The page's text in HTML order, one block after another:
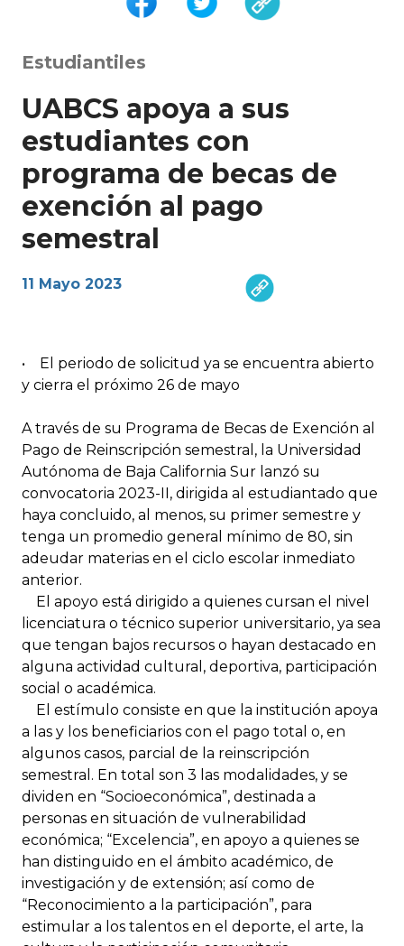
Estudiantiles
UABCS apoya a sus
estudiantes con
programa de becas de
exención al pago
semestral
11 Mayo 2023
• El periodo de solicitud ya se encuentra abierto
y cierra el próximo 26 de mayo
A través de su Programa de Becas de Exención al
Pago de Reinscripción semestral, la Universidad
Autónoma de Baja California Sur lanzó su
convocatoria 2023-II, dirigida al estudiantado que
haya concluido, al menos, su primer semestre y
tenga un promedio general mínimo de 80, sin
adeudar materias en el ciclo escolar inmediato
anterior.
El apoyo está dirigido a quienes cursan el nivel
licenciatura o técnico superior universitario, ya sea
que tengan bajos recursos o hayan destacado en
alguna actividad cultural, deportiva, participación
social o académica.
El estímulo consiste en que la institución apoya
a las y los beneficiarios con el pago total o, en
algunos casos, parcial de la reinscripción
semestral. En total son 3 las modalidades, y se
dividen en “Socioeconómica”, destinada a
personas en situación de vulnerabilidad
económica; “Excelencia”, en apoyo a quienes se
han distinguido en el ámbito académico, de
investigación y de extensión; así como de
“Reconocimiento a la participación”, para
estimular a los talentos en el deporte, el arte, la